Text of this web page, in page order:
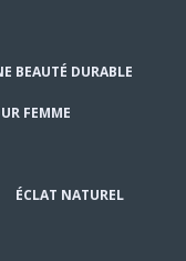
BEAUTÉ DURABLE
FEMME
ÉCLAT NATUREL